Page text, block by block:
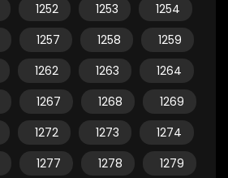
1252 1253
1254
1257 1258
1259
1262 1263
1264
1267 1268
1269
1272 1273
1274
1277 1278
1279